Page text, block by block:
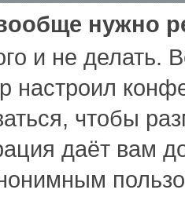
нужно
и не делать.
настроил
чтобы
даёт вам